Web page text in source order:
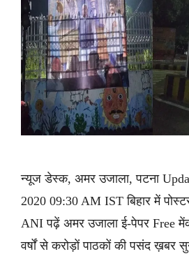
न्यूज डेस्क, अमर उजाला, पटना
2020 09:30 AM IST बिहार में
ANI पढ़ें अमर उजाला ई-पेपर Free
वर्षों से करोड़ों पाठकों की पसंद ख़बर